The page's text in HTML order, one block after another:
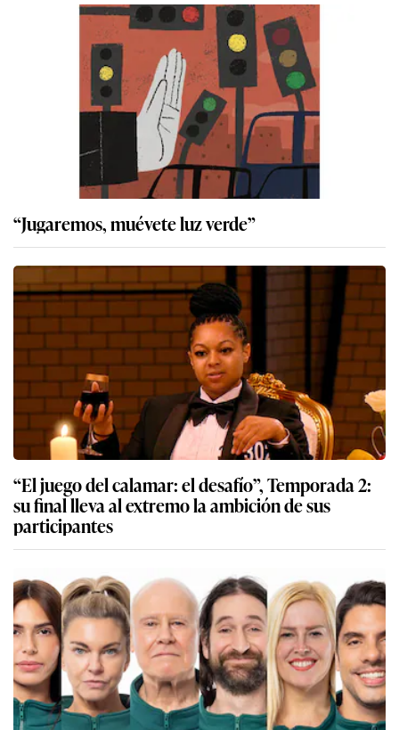
“Jugaremos, muévete luz verde”
“El juego del calamar: el desafío”, Temporada 2:
su final lleva al extremo la ambición de sus
participantes